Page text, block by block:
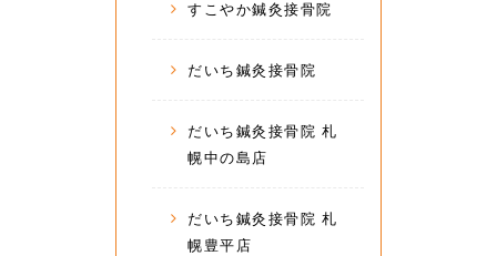
すこやか鍼灸接骨院
だいち鍼灸接骨院
だいち鍼灸接骨院 札
幌中の島店
だいち鍼灸接骨院 札
幌豊平店